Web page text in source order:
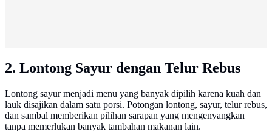
2. Lontong Sayur dengan Telur Rebus
Lontong sayur menjadi menu yang banyak dipilih karena kuah dan
lauk disajikan dalam satu porsi. Potongan lontong, sayur, telur rebus,
dan sambal memberikan pilihan sarapan yang mengenyangkan
tanpa memerlukan banyak tambahan makanan lain.